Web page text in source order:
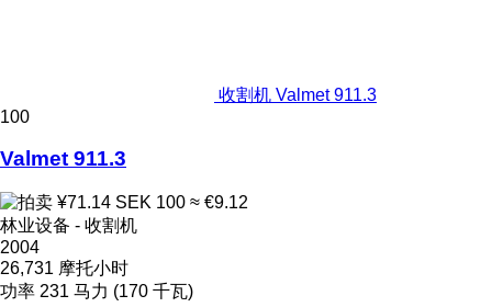
收割机 Valmet 911.3
100
Valmet 911.3
¥71.14 SEK 100 ≈ €9.12
林业设备 - 收割机
2004
26,731 摩托小时
功率 231 马力 (170 千瓦)